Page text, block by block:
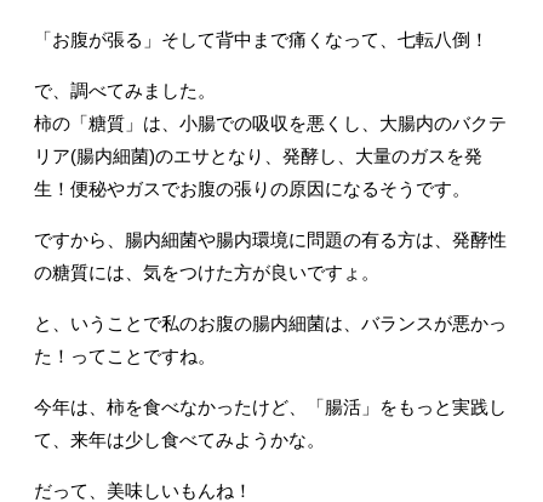
「お腹が張る」そして背中まで痛くなって、七転八倒！
で、調べてみました。
柿の「糖質」は、小腸での吸収を悪くし、大腸内のバクテ
リア(腸内細菌)のエサとなり、発酵し、大量のガスを発
生！便秘やガスでお腹の張りの原因になるそうです。
ですから、腸内細菌や腸内環境に問題の有る方は、発酵性
の糖質には、気をつけた方が良いですょ。
と、いうことで私のお腹の腸内細菌は、バランスが悪かっ
た！ってことですね。
今年は、柿を食べなかったけど、「腸活」をもっと実践し
て、来年は少し食べてみようかな。
だって、美味しいもんね！